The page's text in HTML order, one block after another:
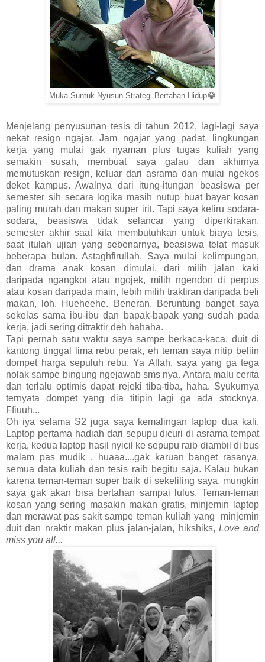
Muka Suntuk Nyusun Strategi Bertahan Hidup😂
Menjelang penyusunan tesis di tahun 2012, lagi-lagi saya
nekat resign ngajar. Jam ngajar yang padat, lingkungan
kerja yang mulai gak nyaman plus tugas kuliah yang
semakin susah, membuat saya galau dan akhirnya
memutuskan resign, keluar dari asrama dan mulai ngekos
deket kampus. Awalnya dari itung-itungan beasiswa per
semester sih secara logika masih nutup buat bayar kosan
paling murah dan makan super irit. Tapi saya keliru sodara-
sodara, beasiswa tidak selancar yang diperkirakan,
semester akhir saat kita membutuhkan untuk biaya tesis,
saat itulah ujian yang sebenarnya, beasiswa telat masuk
beberapa bulan. Astaghfirullah. Saya mulai kelimpungan,
dan drama anak kosan dimulai, dari milih jalan kaki
daripada ngangkot atau ngojek, milih ngendon di perpus
atau kosan daripada main, lebih milih traktiran daripada beli
makan, loh. Hueheehe. Beneran. Beruntung banget saya
sekelas sama ibu-ibu dan bapak-bapak yang sudah pada
kerja, jadi sering ditraktir deh hahaha.
Tapi pernah satu waktu saya sampe berkaca-kaca, duit di
kantong tinggal lima rebu perak, eh teman saya nitip beliin
dompet harga sepuluh rebu. Ya Allah, saya yang ga tega
nolak sampe bingung ngejawab sms nya. Antara malu cerita
dan terlalu optimis dapat rejeki tiba-tiba, haha. Syukurnya
ternyata dompet yang dia titipin lagi ga ada stocknya.
Ffiuuh...
Oh iya selama S2 juga saya kemalingan laptop dua kali.
Laptop pertama hadiah dari sepupu dicuri di asrama tempat
kerja, kedua laptop hasil nyicil ke sepupu raib diambil di bus
malam pas mudik . huaaa....gak karuan banget rasanya,
semua data kuliah dan tesis raib begitu saja. Kalau bukan
karena teman-teman super baik di sekeliling saya, mungkin
saya gak akan bisa bertahan sampai lulus. Teman-teman
kosan yang sering masakin makan gratis, minjemin laptop
dan merawat pas sakit sampe teman kuliah yang
minjemin
duit dan nraktir makan plus jalan-jalan, hikshiks, Love and
miss you all...